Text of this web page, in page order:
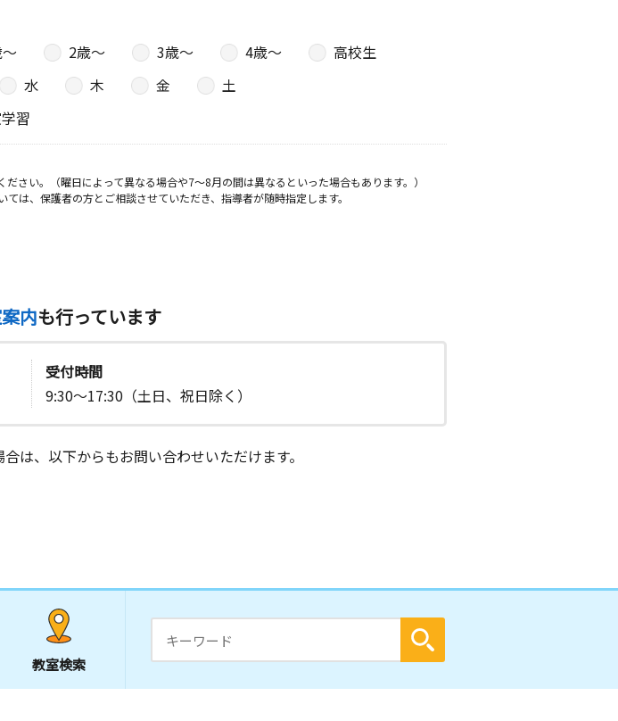
2歳〜 3歳〜 4歳〜
高校生
水 木 金
土
習
い。（曜日によって異なる場合や7～8月の間は異なるといった場合もあります。）
は、保護者の方とご相談させていただき、指導者が随時指定します。
内も行っています
受付時間
9:30～17:30（土日、祝日除く）
は、以下からもお問い合わせいただけます。
教室検索